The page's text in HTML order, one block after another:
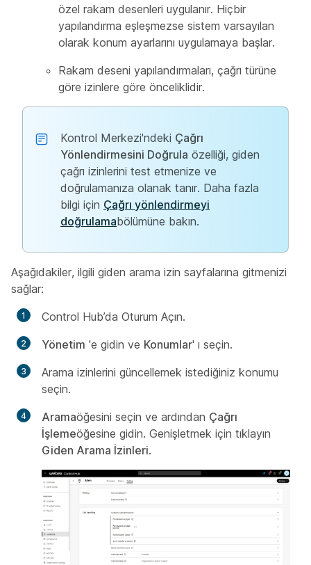
özel rakam desenleri uygulanır. Hiçbir
yapılandırma eşleşmezse sistem varsayılan
olarak konum ayarlarını uygulamaya başlar.
Rakam deseni yapılandırmaları, çağrı türüne
göre izinlere göre önceliklidir.
Kontrol Merkezi'ndeki Çağrı
Yönlendirmesini Doğrula özelliği, giden
çağrı izinlerini test etmenize ve
doğrulamanıza olanak tanır. Daha fazla
bilgi için Çağrı yönlendirmeyi
doğrulamabölümüne bakın.
Aşağıdakiler, ilgili giden arama izin sayfalarına gitmenizi
sağlar:
Control Hub’da Oturum Açın.
Yönetim 'e gidin ve Konumlar' ı seçin.
Arama izinlerini güncellemek istediğiniz konumu
seçin.
Aramaöğesini seçin ve ardından Çağrı
İşlemeöğesine gidin. Genişletmek için tıklayın
Giden Arama İzinleri.